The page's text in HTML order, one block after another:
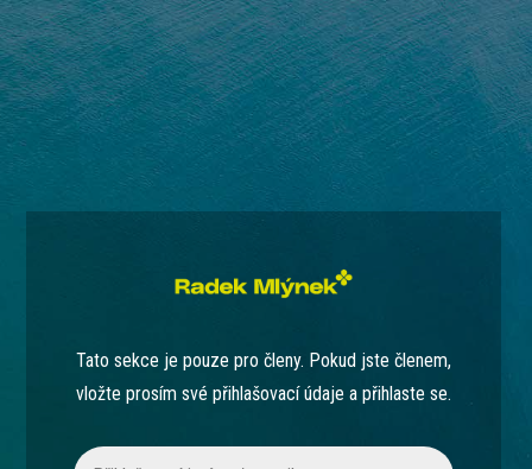
Tato sekce je pouze pro členy. Pokud jste členem,
vložte prosím své přihlašovací údaje a přihlaste se.